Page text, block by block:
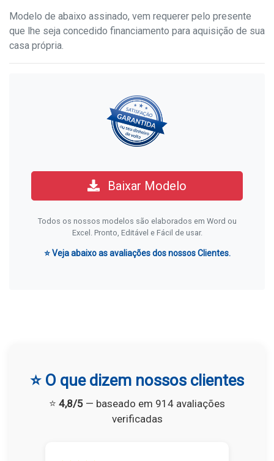
Modelo de abaixo assinado, vem requerer pelo presente
que lhe seja concedido financiamento para aquisição de sua
casa própria.
Baixar Modelo
Todos os nossos modelos são elaborados em Word ou
Excel. Pronto, Editável e Fácil de usar.
⭐ Veja abaixo as avaliações dos nossos Clientes.
⭐ O que dizem nossos clientes
⭐ 4,8/5 — baseado em 914 avaliações
verificadas